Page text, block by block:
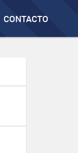
CONTACTO